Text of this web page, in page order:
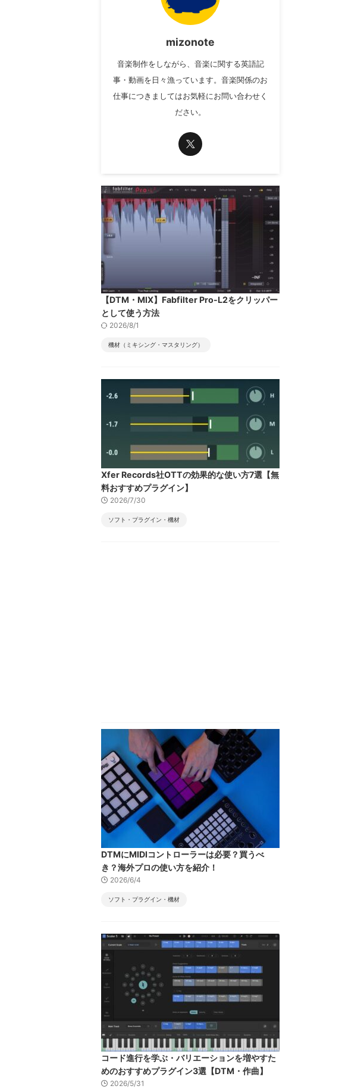
mizonote
音楽制作をしながら、音楽に関する英語記
事・動画を日々漁っています。音楽関係のお
仕事につきましてはお気軽にお問い合わせく
ださい。
【DTM・MIX】Fabfilter Pro-L2をクリッパー
として使う方法
2026/8/1
機材（ミキシング・マスタリング）
Xfer Records社OTTの効果的な使い方7選【無
料おすすめプラグイン】
2026/7/30
ソフト・プラグイン・機材
DTMにMIDIコントローラーは必要？買うべ
き？海外プロの使い方を紹介！
2026/6/4
ソフト・プラグイン・機材
コード進行を学ぶ・バリエーションを増やすた
めのおすすめプラグイン3選【DTM・作曲】
2026/5/31